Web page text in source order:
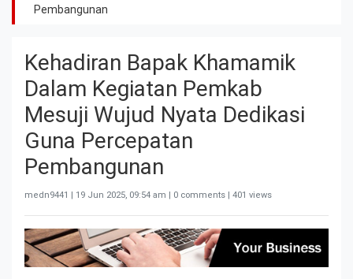
Pembangunan
Kehadiran Bapak Khamamik
Dalam Kegiatan Pemkab
Mesuji Wujud Nyata Dedikasi
Guna Percepatan
Pembangunan
medn9441 | 19 Jun 2025, 09:54 am | 0 comments | 401 views